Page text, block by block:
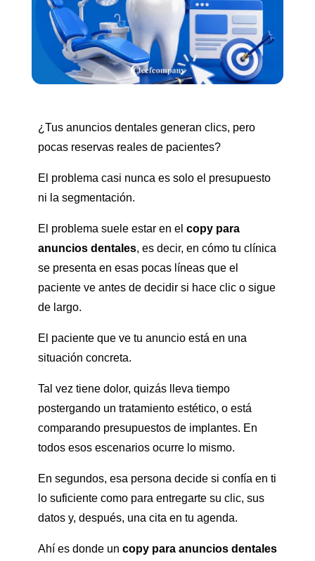
¿Tus anuncios dentales generan clics, pero
pocas reservas reales de pacientes?
El problema casi nunca es solo el presupuesto
ni la segmentación.
El problema suele estar en el copy para
anuncios dentales, es decir, en cómo tu clínica
se presenta en esas pocas líneas que el
paciente ve antes de decidir si hace clic o sigue
de largo.
El paciente que ve tu anuncio está en una
situación concreta.
Tal vez tiene dolor, quizás lleva tiempo
postergando un tratamiento estético, o está
comparando presupuestos de implantes. En
todos esos escenarios ocurre lo mismo.
En segundos, esa persona decide si confía en ti
lo suficiente como para entregarte su clic, sus
datos y, después, una cita en tu agenda.
Ahí es donde un copy para anuncios dentales